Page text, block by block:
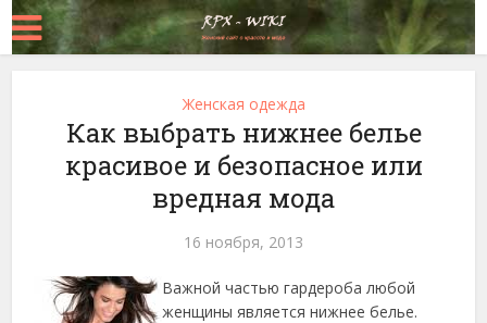
Женская одежда
Как выбрать нижнее белье
красивое и безопасное или
вредная мода
16 ноября, 2013
Важной частью гардероба любой
женщины является нижнее белье.